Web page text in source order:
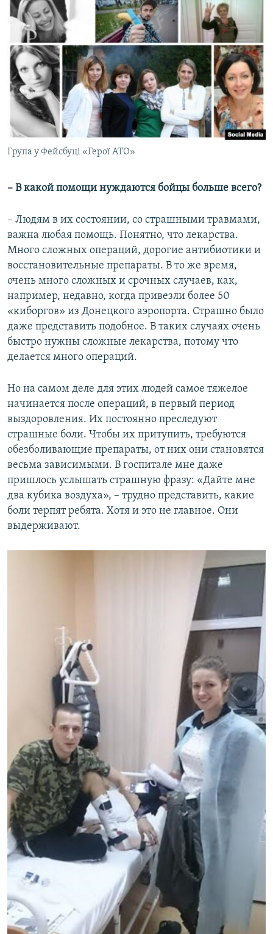
Група у Фейсбуці «Герої АТО»
– В какой помощи нуждаются бойцы больше всего?
– Людям в их состоянии, со страшными травмами,
важна любая помощь. Понятно, что лекарства.
Много сложных операций, дорогие антибиотики и
восстановительные препараты. В то же время,
очень много сложных и срочных случаев, как,
например, недавно, когда привезли более 50
«киборгов» из Донецкого аэропорта. Страшно было
даже представить подобное. В таких случаях очень
быстро нужны сложные лекарства, потому что
делается много операций.
Но на самом деле для этих людей самое тяжелое
начинается после операций, в первый период
выздоровления. Их постоянно преследуют
страшные боли. Чтобы их притупить, требуются
обезболивающие препараты, от них они становятся
весьма зависимыми. В госпитале мне даже
пришлось услышать страшную фразу: «Дайте мне
два кубика воздуха», – трудно представить, какие
боли терпят ребята. Хотя и это не главное. Они
выдерживают.